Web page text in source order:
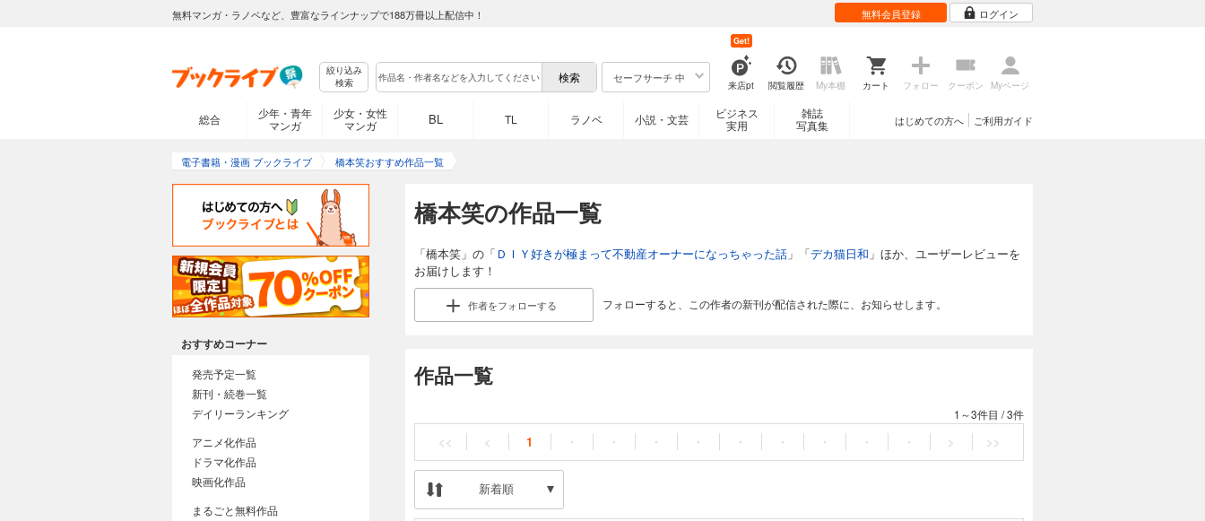
無料マンガ・ラノベなど、豊富なラインナップで188万冊以上配信中！ 無料会員登録 ログイン
絞り込み
検索
セーフサーチ 中
来店pt
Get!
閲覧履歴 My本棚 カート フォロー クーポン Myページ
総合
少年・青年
マンガ
少女・女性
マンガ
BL TL ラノベ 小説・文芸
ビジネス
実用
雑誌
写真集
ご利用ガイド
はじめての方へ
電子書籍・漫画 ブックライブ 橋本笑おすすめ作品一覧
橋本笑の作品一覧
「橋本笑」の「 ＤＩＹ好きが極まって不動産オーナーになっちゃった話 」「デカ猫日和 」ほか、ユーザーレビューを
お届けします！
作者をフォローする フォローすると、この作者の新刊が配信された際に、お知らせします。
作品一覧
1～3件目 /3件
<< < 1 ・ ・ ・ ・ ・ ・ ・ ・ ・ > >>
新着順
おすすめコーナー
発売予定一覧
新刊・続巻一覧
デイリーランキング
アニメ化作品
ドラマ化作品
映画化作品
まるごと無料作品